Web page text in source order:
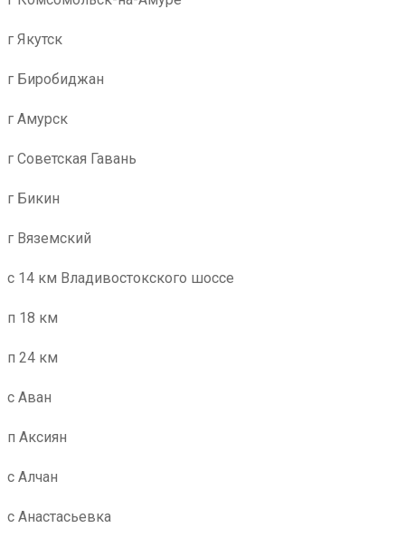
г Якутск
г Биробиджан
г Амурск
г Советская Гавань
г Бикин
г Вяземский
с 14 км Владивостокского шоссе
п 18 км
п 24 км
с Аван
п Аксиян
с Алчан
с Анастасьевка